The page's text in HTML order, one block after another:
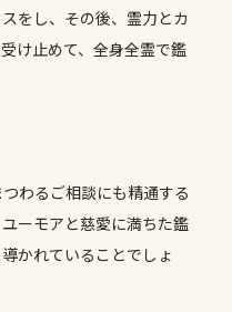
をし、その後、霊力とカ
け止めて、全身全霊で鑑
わるご相談にも精通する
ーモアと慈愛に満ちた鑑
かれていることでしょ